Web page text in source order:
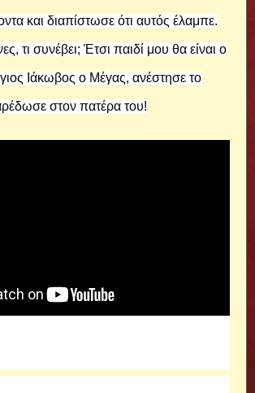
και διαπίστωσε ότι αυτός έλαμπε.
τι συνέβει; Έτσι παιδί μου θα είναι ο
Ιάκωβος ο Μέγας, ανέστησε το
στον πατέρα του!